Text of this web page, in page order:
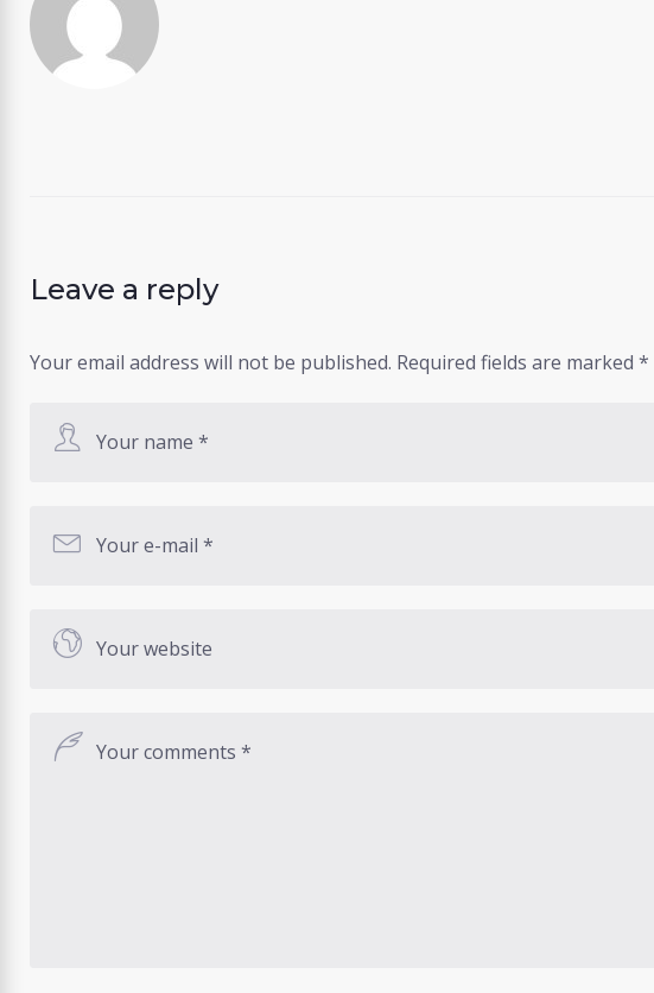
Leave a reply
Your email address will not be published. Required fields are marked *